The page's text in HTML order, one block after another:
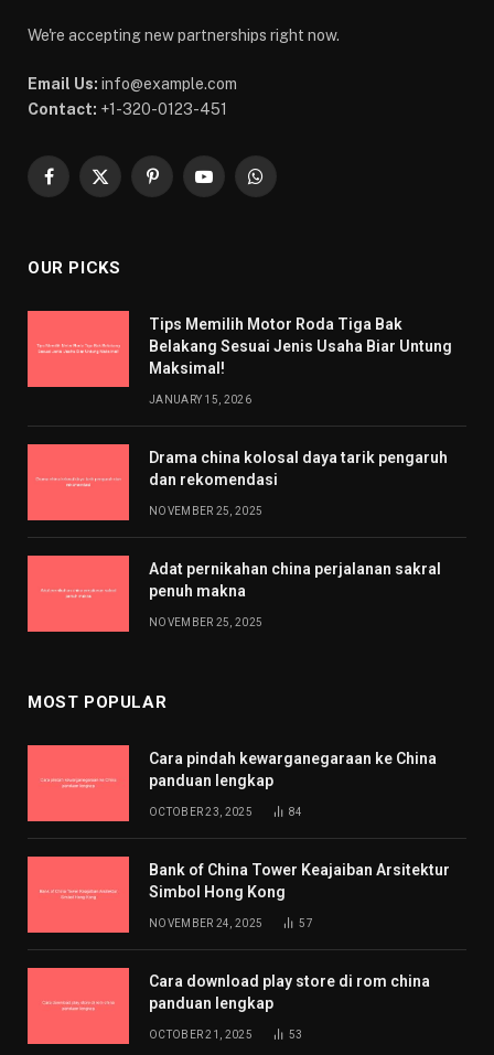
We're accepting new partnerships right now.
Email Us: info@example.com
Contact: +1-320-0123-451
Facebook
X
PinterestYouTubeWhatsApp
OUR PICKS
Tips Memilih Motor Roda Tiga Bak
Belakang Sesuai Jenis Usaha Biar Untung
Maksimal!
JANUARY 15, 2026
Drama china kolosal daya tarik pengaruh
dan rekomendasi
NOVEMBER 25, 2025
Adat pernikahan china perjalanan sakral
penuh makna
NOVEMBER 25, 2025
MOST POPULAR
Cara pindah kewarganegaraan ke China
panduan lengkap
OCTOBER 23, 2025 84
Bank of China Tower Keajaiban Arsitektur
Simbol Hong Kong
NOVEMBER 24, 2025 57
Cara download play store di rom china
panduan lengkap
OCTOBER 21, 2025 53